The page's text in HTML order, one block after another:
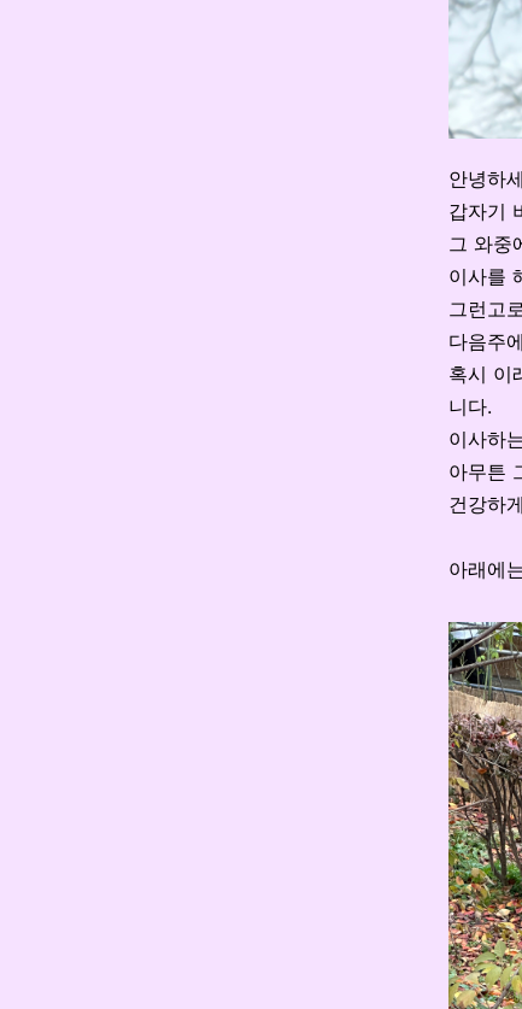
안녕하
갑자기
그 와중
이사를
그런고
다음주
혹시 이
니다.
이사하
아무튼
건강하
아래에